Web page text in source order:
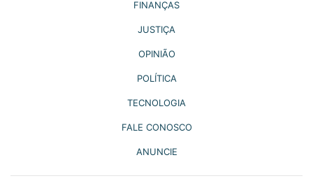
FINANÇAS
JUSTIÇA
OPINIÃO
POLÍTICA
TECNOLOGIA
FALE CONOSCO
ANUNCIE